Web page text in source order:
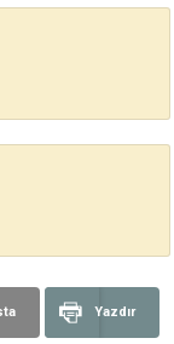
Yazdır